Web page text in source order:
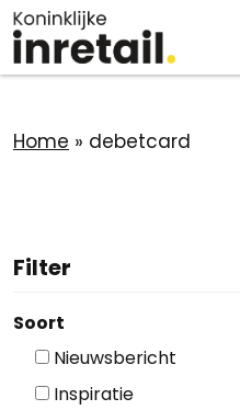
Home » debetcard
Filter
Soort
Nieuwsbericht
Inspiratie